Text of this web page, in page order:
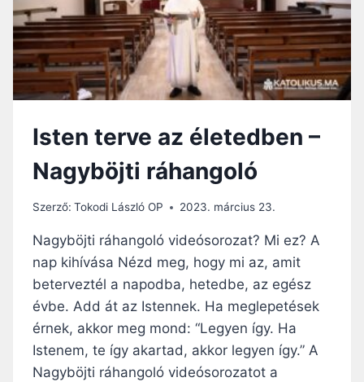
Isten terve az életedben –
Nagyböjti ráhangoló
Szerző: Tokodi László OP 2023. március 23.
Nagyböjti ráhangoló videósorozat? Mi ez? A
nap kihívása Nézd meg, hogy mi az, amit
beterveztél a napodba, hetedbe, az egész
évbe. Add át az Istennek. Ha meglepetések
érnek, akkor meg mond: “Legyen így. Ha
Istenem, te így akartad, akkor legyen így.” A
Nagyböjti ráhangoló videósorozatot a